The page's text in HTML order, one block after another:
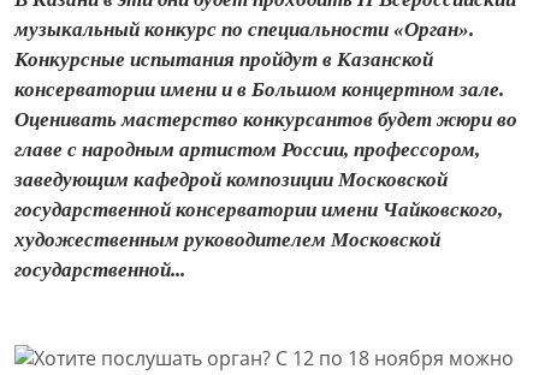
музыкальный конкурс по специальности «Орган».
Конкурсные испытания пройдут в Казанской
консерватории имени и в Большом концертном зале.
Оценивать мастерство конкурсантов будет жюри во
главе с народным артистом России, профессором,
заведующим кафедрой композиции Московской
государственной консерватории имени Чайковского,
художественным руководителем Московской
государственной...